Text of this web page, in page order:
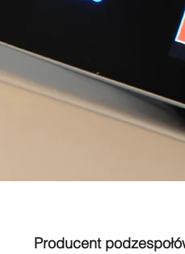
Producent